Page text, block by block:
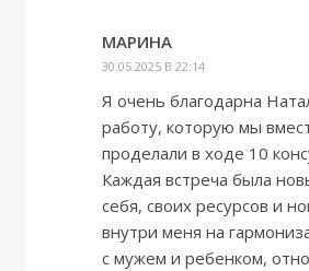
МАРИНА
30.05.2025 В 22:14
Я очень благодарна
работу, которую мы
проделали в ходе 10
Каждая встреча была
себя, своих ресурсов и
внутри меня на
с мужем и ребенком,